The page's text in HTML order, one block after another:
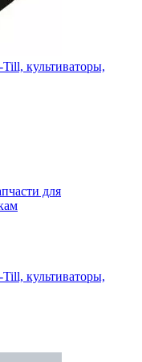
культиваторы,
для
культиваторы,